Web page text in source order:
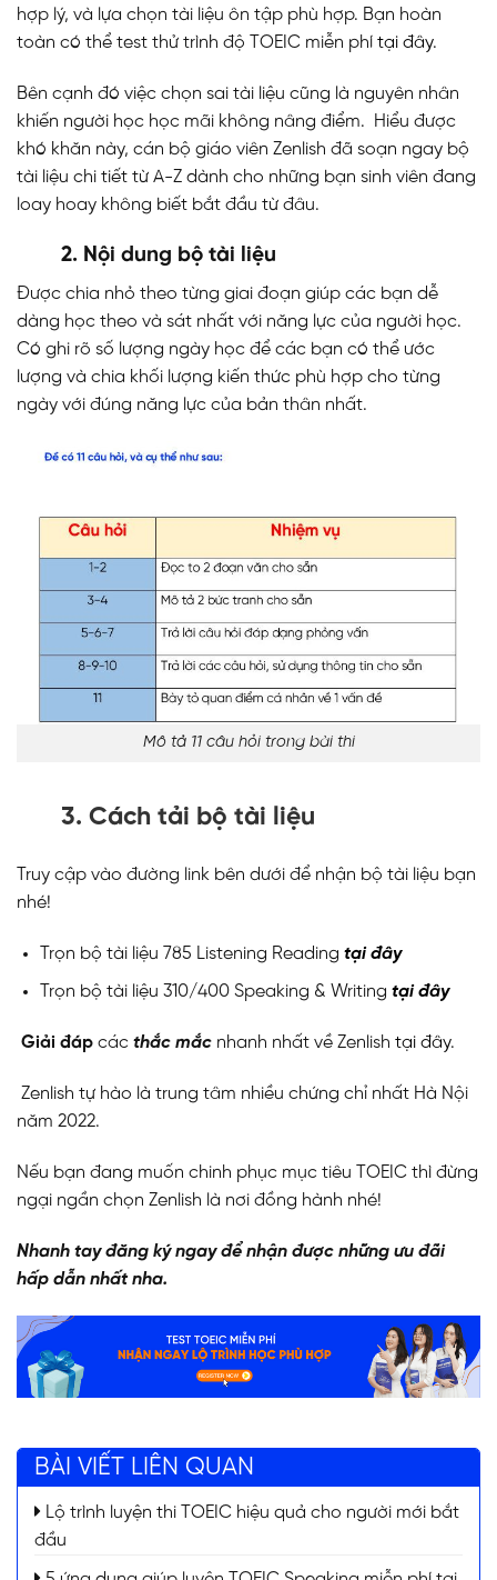
hợp lý, và lựa chọn tài liệu ôn tập phù hợp. Bạn hoàn
toàn có thể test thử trình độ TOEIC miễn phí tại đây.
Bên cạnh đó việc chọn sai tài liệu cũng là nguyên nhân
khiến người học học mãi không nâng điểm. Hiểu được
khó khăn này, cán bộ giáo viên Zenlish đã soạn ngay bộ
tài liệu chi tiết từ A-Z dành cho những bạn sinh viên đang
loay hoay không biết bắt đầu từ đâu.
2. Nội dung bộ tài liệu
Được chia nhỏ theo từng giai đoạn giúp các bạn dễ
dàng học theo và sát nhất với năng lực của người học.
Có ghi rõ số lượng ngày học để các bạn có thể ước
lượng và chia khối lượng kiến thức phù hợp cho từng
ngày với đúng năng lực của bản thân nhất.
Mô tả 11 câu hỏi trong bài thi
3. Cách tải bộ tài liệu
Truy cập vào đường link bên dưới để nhận bộ tài liệu bạn
nhé!
Trọn bộ tài liệu 785 Listening Reading tại đây
Trọn bộ tài liệu 310/400 Speaking & Writing tại đây
Giải đáp các thắc mắc nhanh nhất về Zenlish tại đây.
Zenlish tự hào là trung tâm nhiều chứng chỉ nhất Hà Nội
năm 2022.
Nếu bạn đang muốn chinh phục mục tiêu TOEIC thì đừng
ngại ngần chọn Zenlish là nơi đồng hành nhé!
Nhanh tay đăng ký ngay để nhận được những ưu đãi
hấp dẫn nhất nha.
BÀI VIẾT LIÊN QUAN
Lộ trình luyện thi TOEIC hiệu quả cho người mới bắt
đầu